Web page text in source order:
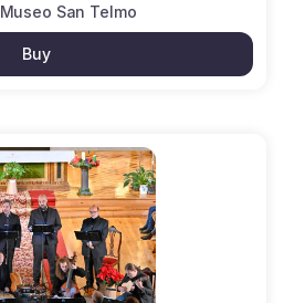
Museo San Telmo
Buy